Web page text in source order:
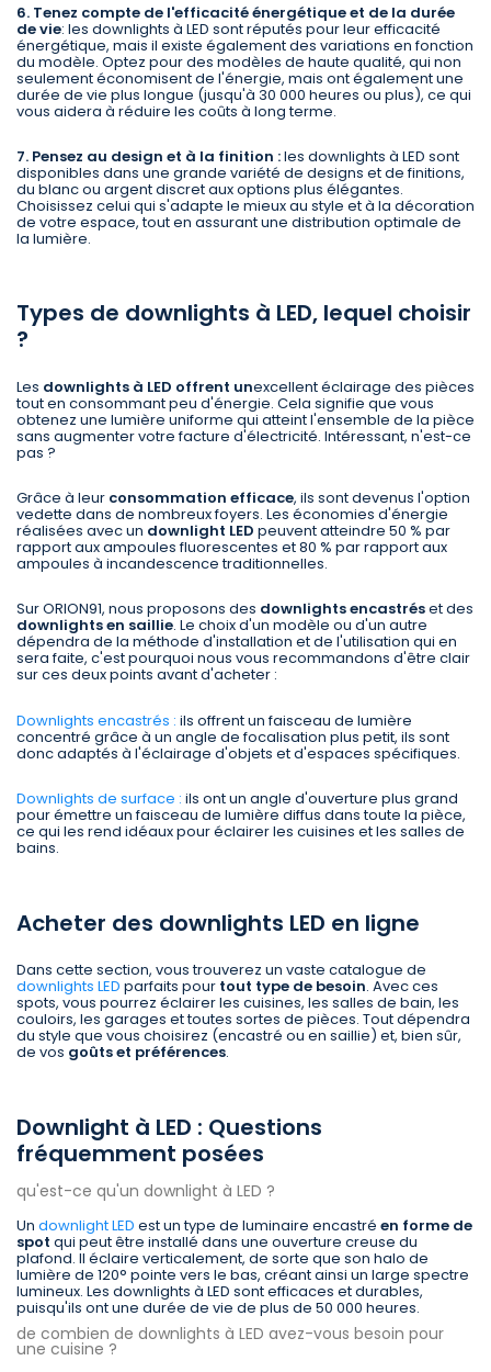
6. Tenez compte de l'efficacité énergétique et de la durée
de vie: les downlights à LED sont réputés pour leur efficacité
énergétique, mais il existe également des variations en fonction
du modèle. Optez pour des modèles de haute qualité, qui non
seulement économisent de l'énergie, mais ont également une
durée de vie plus longue (jusqu'à 30 000 heures ou plus), ce qui
vous aidera à réduire les coûts à long terme.
7. Pensez au design et à la finition :les downlights à LED sont
disponibles dans une grande variété de designs et de finitions,
du blanc ou argent discret aux options plus élégantes.
Choisissez celui qui s'adapte le mieux au style et à la décoration
de votre espace, tout en assurant une distribution optimale de
la lumière.
Types de downlights à LED, lequel choisir
?
Les downlights à LED offrent unexcellent éclairage des pièces
tout en consommant peu d'énergie. Cela signifie que vous
obtenez une lumière uniforme qui atteint l'ensemble de la pièce
sans augmenter votre facture d'électricité. Intéressant, n'est-ce
pas ?
Grâce à leur consommation efficace, ils sont devenus l'option
vedette dans de nombreux foyers. Les économies d'énergie
réalisées avec un downlight LED peuvent atteindre 50 % par
rapport aux ampoules fluorescentes et 80 % par rapport aux
ampoules à incandescence traditionnelles.
Sur ORION91, nous proposons des downlights encastréset des
downlights en saillie. Le choix d'un modèle ou d'un autre
dépendra de la méthode d'installation et de l'utilisation qui en
sera faite, c'est pourquoi nous vous recommandons d'être clair
sur ces deux points avant d'acheter :
Downlights encastrés : ils offrent un faisceau de lumière
concentré grâce à un angle de focalisation plus petit, ils sont
donc adaptés à l'éclairage d'objets et d'espaces spécifiques.
Downlights de surface : ils ont un angle d'ouverture plus grand
pour émettre un faisceau de lumière diffus dans toute la pièce,
ce qui les rend idéaux pour éclairer les cuisines et les salles de
bains.
Acheter des downlights LED en ligne
Dans cette section, vous trouverez un vaste catalogue de
downlights LED parfaits pour tout type de besoin. Avec ces
spots, vous pourrez éclairer les cuisines, les salles de bain, les
couloirs, les garages et toutes sortes de pièces. Tout dépendra
du style que vous choisirez (encastré ou en saillie) et, bien sûr,
de vos goûts et préférences.
Downlight à LED : Questions
fréquemment posées
qu'est-ce qu'un downlight à LED ?
Un downlight LED est un type de luminaire encastré en forme de
spot qui peut être installé dans une ouverture creuse du
plafond. Il éclaire verticalement, de sorte que son halo de
lumière de 120° pointe vers le bas, créant ainsi un large spectre
lumineux. Les downlights à LED sont efficaces et durables,
puisqu'ils ont une durée de vie de plus de 50 000 heures.
de combien de downlights à LED avez-vous besoin pour
une cuisine ?